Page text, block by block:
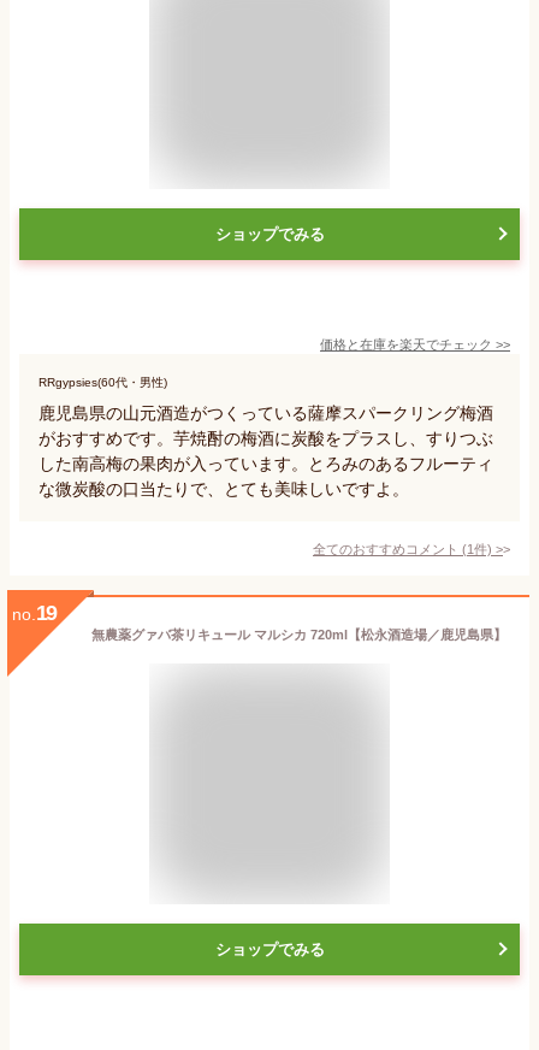
ショップでみる
価格と在庫を楽天でチェック >>
RRgypsies(60代・男性)
鹿児島県の山元酒造がつくっている薩摩スパークリング梅酒
がおすすめです。芋焼酎の梅酒に炭酸をプラスし、すりつぶ
した南高梅の果肉が入っています。とろみのあるフルーティ
な微炭酸の口当たりで、とても美味しいですよ。
全てのおすすめコメント (1件) >
no. 19
無農薬グァバ茶リキュール マルシカ 720ml【松永酒造場／鹿児島県】
ショップでみる